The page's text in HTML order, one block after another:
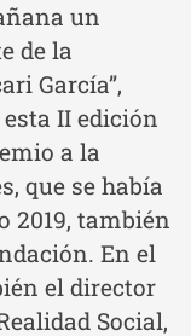
un
de la
García”,
II edición
a la
que se había
2019, también
En el
el director
Social,